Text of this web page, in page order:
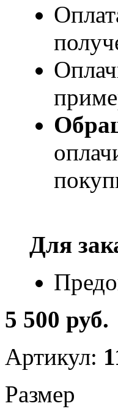
Для
5 500 руб.
Артикул:
Размер